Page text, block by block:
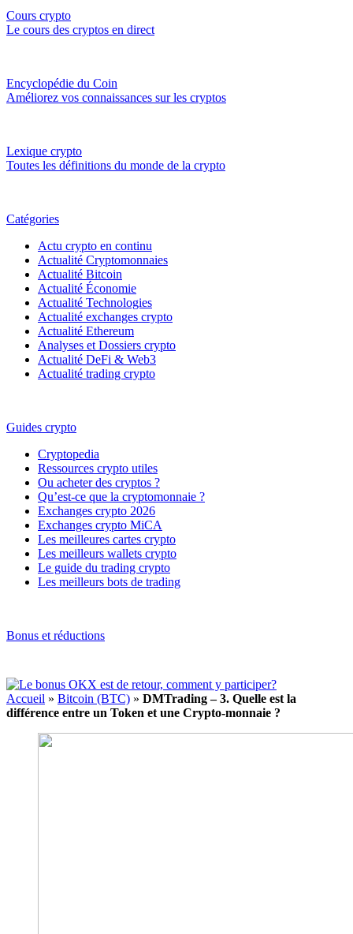
Cours crypto
Le cours des cryptos en direct
Encyclopédie du Coin
Améliorez vos connaissances sur les cryptos
Lexique crypto
Toutes les définitions du monde de la crypto
Catégories
Actu crypto en continu
Actualité Cryptomonnaies
Actualité Bitcoin
Actualité Économie
Actualité Technologies
Actualité exchanges crypto
Actualité Ethereum
Analyses et Dossiers crypto
Actualité DeFi & Web3
Actualité trading crypto
Guides crypto
Cryptopedia
Ressources crypto utiles
Ou acheter des cryptos ?
Qu’est-ce que la cryptomonnaie ?
Exchanges crypto 2026
Exchanges crypto MiCA
Les meilleures cartes crypto
Les meilleurs wallets crypto
Le guide du trading crypto
Les meilleurs bots de trading
Bonus et réductions
Accueil » Bitcoin (BTC) » DMTrading – 3. Quelle est la
différence entre un Token et une Crypto-monnaie ?